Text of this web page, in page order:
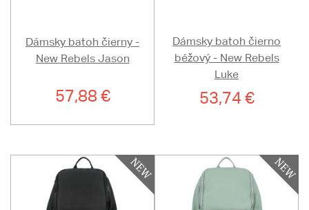
Dámsky batoh čierny -
New Rebels Jason
57,88 €
Dámsky batoh čierno
béžový - New Rebels
Luke
53,74 €